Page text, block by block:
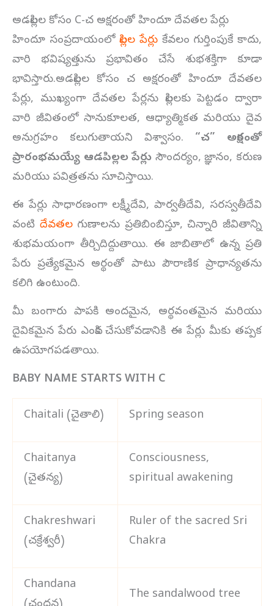
అడపిల్లల కోసం C-చ అక్షరంతో హిందూ దేవతల పేర్లు
హిందూ సంప్రదాయంలోపిల్లల పేర్లు కేవలం గుర్తింపుకే కాదు,
వారి భవిష్యత్తును ప్రభావితం చేసే శుభశక్తిగా కూడా
భావిస్తారు.అడపిల్లల కోసం చ అక్షరంతో హిందూ దేవతల
పేర్లు, ముఖ్యంగా దేవతల పేర్లను పిల్లలకు పెట్టడం ద్వారా
వారి జీవితంలో సానుకూలత, ఆధ్యాత్మికత మరియు దైవ
అనుగ్రహం కలుగుతాయని విశ్వాసం. “చ” అక్షరంతో
ప్రారంభమయ్యే ఆడపిల్లల పేర్లు సౌందర్యం, జ్ఞానం, కరుణ
మరియు పవిత్రతను సూచిస్తాయి.
ఈ పేర్లు సాధారణంగా లక్ష్మీదేవి, పార్వతీదేవి, సరస్వతీదేవి
వంటి దేవతలగుణాలను ప్రతిబింబిస్తూ, చిన్నారి జీవితాన్ని
శుభమయంగా తీర్చిదిద్దుతాయి. ఈ జాబితాలో ఉన్న ప్రతి
పేరు ప్రత్యేకమైన అర్థంతో పాటు పౌరాణిక ప్రాధాన్యతను
కలిగి ఉంటుంది.
మీ బంగారు పాపకి అందమైన, అర్థవంతమైన మరియు
దైవికమైన పేరు ఎంపిక చేసుకోవడానికి ఈ పేర్లు మీకు తప్పక
ఉపయోగపడతాయి.
BABY NAME STARTS WITH C
Chaitali (చైతాలి) Spring season
Chaitanya
(చైతన్య)
Consciousness,
spiritual awakening
Chakreshwari
(చక్రేశ్వరీ)
Ruler of the sacred Sri
Chakra
Chandana
The sandalwood tree